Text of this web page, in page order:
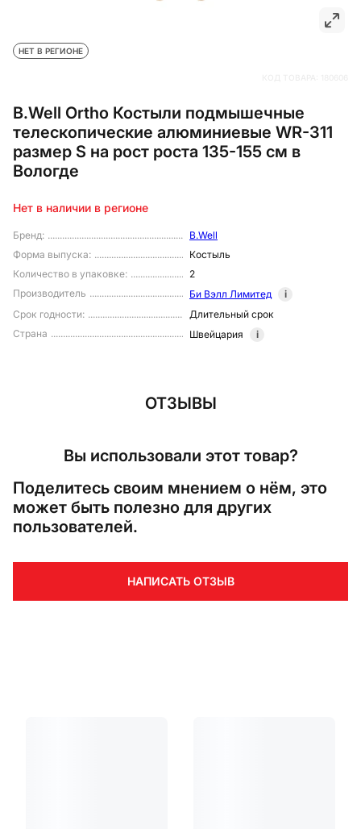
B.Well Ortho Костыли подмышечные
телескопические алюминиевые WR-311
размер S на рост роста 135-155 см в
Вологде
НЕТ В РЕГИОНЕ
Бренд:
B.Well
Форма выпуска:
Костыль
Количество в упаковке:
2
Производитель
Би Вэлл Лимитед
i
Срок годности:
Длительный срок
Страна
Швейцария i
Нет в наличии в регионе
ОТЗЫВЫ
Вы использовали этот товар?
Поделитесь своим мнением о нём, это
может быть полезно для других
пользователей.
НАПИСАТЬ ОТЗЫВ